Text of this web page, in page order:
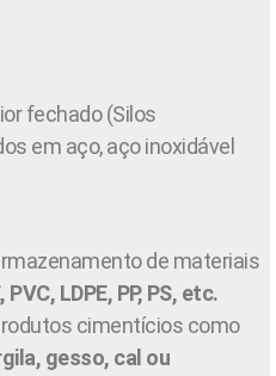
fechado (Silos
em aço, aço inoxidável
de materiais
PVC, LDPE, PP, PS, etc.
cimentícios como
gesso, cal ou